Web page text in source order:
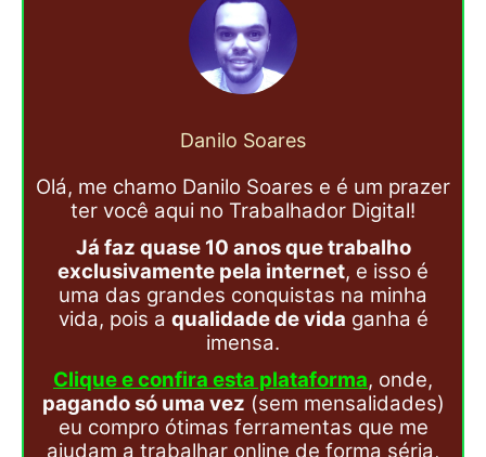
Danilo Soares
Olá, me chamo Danilo Soares e é um prazer
ter você aqui no Trabalhador Digital!
Já faz quase 10 anos que trabalho
exclusivamente pela internet, e isso é
uma das grandes conquistas na minha
vida, pois a qualidade de vida ganha é
imensa.
Clique e confira esta plataforma, onde,
pagando só uma vez (sem mensalidades)
eu compro ótimas ferramentas que me
ajudam a trabalhar online de forma séria,